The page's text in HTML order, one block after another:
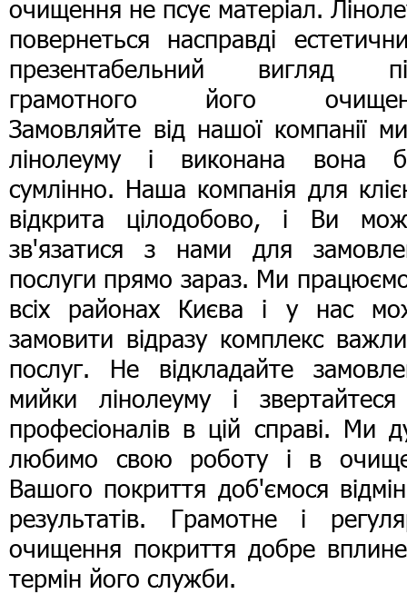
очищення не псує матеріал.
повернеться насправді
презентабельний вигляд
грамотного його
Замовляйте від нашої компанії
лінолеуму і виконана вона
сумлінно. Наша компанія для
відкрита цілодобово, і Ви
зв'язатися з нами для
послуги прямо зараз. Ми
всіх районах Києва і у нас
замовити відразу комплекс
послуг. Не відкладайте
мийки лінолеуму і
професіоналів в цій справі. Ми
любимо свою роботу і в
Вашого покриття доб'ємося
результатів. Грамотне і
очищення покриття добре
термін його служби.